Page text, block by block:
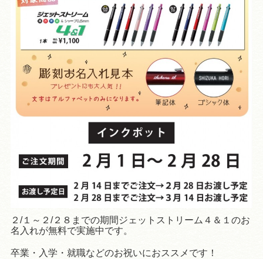
２/１～２/２８までの期間ジェットストリーム４＆１のお
名入れが無料で実施中です。
卒業・入学・就職などのお祝いにおススメです！